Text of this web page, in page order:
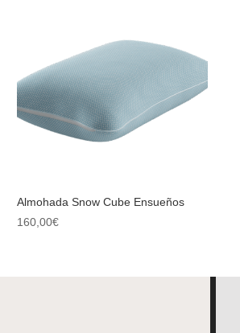
Almohada Snow Cube Ensueños
160,00€